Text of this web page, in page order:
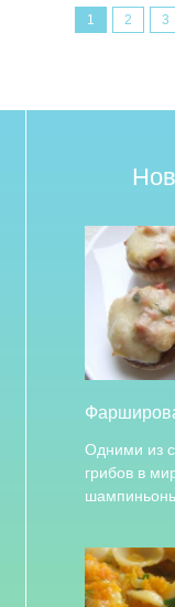
1 2 3
Одними из
грибов в